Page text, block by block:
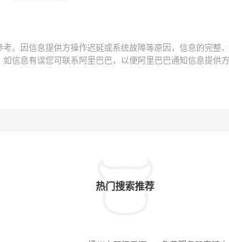
。因信息提供方操作迟延或系统故障等原因，信息的完整
信息有误您可联系阿里巴巴，以便阿里巴巴通知信息提供方
热门搜索推荐